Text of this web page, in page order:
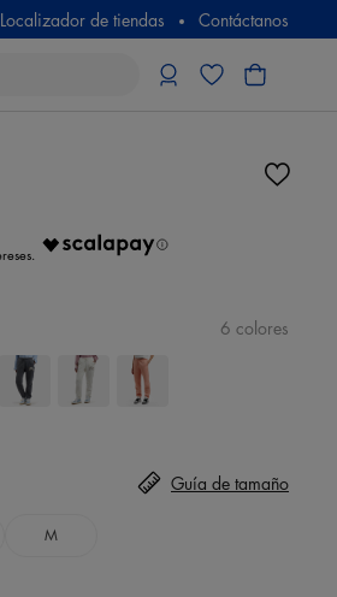
Localizador de tiendas Contáctanos
6 colores
M
Guía de tamaño